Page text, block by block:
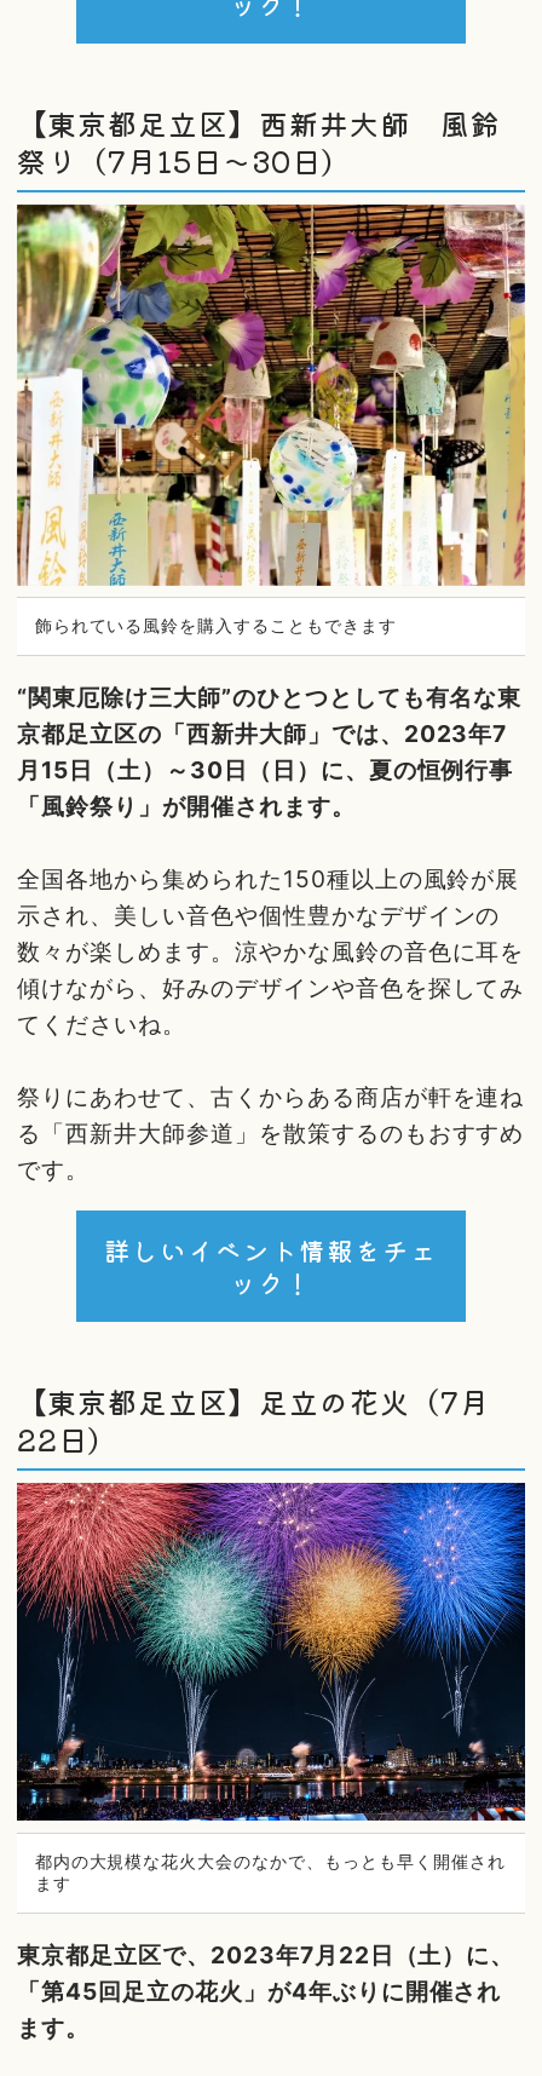
【東京都足立区】西新井大師 風鈴
祭り（7月15日～30日）
飾られている風鈴を購入することもできます
“関東厄除け三大師”のひとつとしても有名な東
京都足立区の「西新井大師」では、2023年7
月15日（土）～30日（日）に、夏の恒例行事
「風鈴祭り」が開催されます。
全国各地から集められた150種以上の風鈴が展
示され、美しい音色や個性豊かなデザインの
数々が楽しめます。涼やかな風鈴の音色に耳を
傾けながら、好みのデザインや音色を探してみ
てくださいね。
祭りにあわせて、古くからある商店が軒を連ね
る「西新井大師参道」を散策するのもおすすめ
です。
詳しいイベント情報をチェ
ック！
【東京都足立区】足立の花火（7月
22日）
都内の大規模な花火大会のなかで、もっとも早く開催され
ます
東京都足立区で、2023年7月22日（土）に、
「第45回足立の花火」が4年ぶりに開催され
ます。